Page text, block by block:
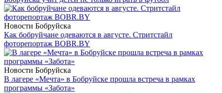
Новости Бобруйска
Как бобруйчане одеваются в августе. Стритстайл
фоторепортаж BOBR.BY
Новости Бобруйска
В лагере «Мечта» в Бобруйске прошла встреча в рамках
программы «Забота»